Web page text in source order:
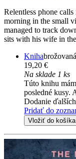
Relentless phone
morning in the small
managed to track
sits with his wife in
Kniha
19,20 €
Na sklade 1 ks
Túto knihu
posledné kusy.
Dodanie
Pridať do
Vložiť do košíka